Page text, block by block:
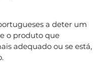
a deter um
o produto que
adequado ou se está,